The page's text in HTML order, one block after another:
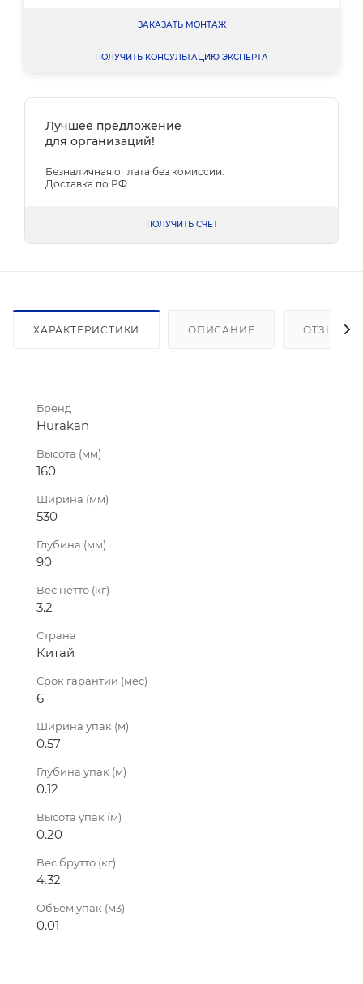
ЗАКАЗАТЬ МОНТАЖ
ПОЛУЧИТЬ КОНСУЛЬТАЦИЮ ЭКСПЕРТА
Лучшее предложение
для организаций!
Безналичная оплата без комиссии.
Доставка по РФ.
ПОЛУЧИТЬ СЧЕТ
ХАРАКТЕРИСТИКИ ОПИСАНИЕ ОТЗЫВЫ
Бренд
Hurakan
Высота (мм)
160
Ширина (мм)
530
Глубина (мм)
90
Вес нетто (кг)
3.2
Страна
Китай
Срок гарантии (мес)
6
Ширина упак (м)
0.57
Глубина упак (м)
0.12
Высота упак (м)
0.20
Вес брутто (кг)
4.32
Объем упак (м3)
0.01